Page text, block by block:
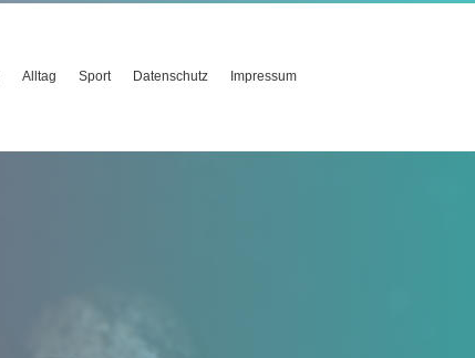
Alltag Sport Datenschutz Impressum